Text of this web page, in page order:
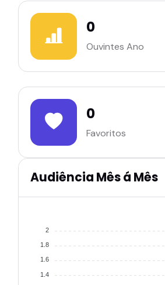
0
Ouvintes Ano
0
Favoritos
Audiência Mês á Mês
2
1.8
1.6
1.4